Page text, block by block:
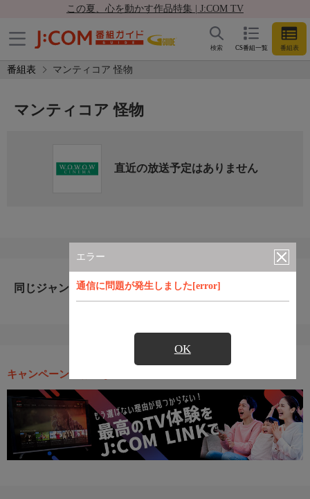
この夏、心を動かす作品特集 | J:COM TV
CS番組一覧 番組表
検索
番組表 マンティコア 怪物
エラー
通信に問題が発生しました[error]
OK
マンティコア 怪物
直近の放送予定はありません
同じジャンルのおすすめ番組
キャンペーン・お得な情報